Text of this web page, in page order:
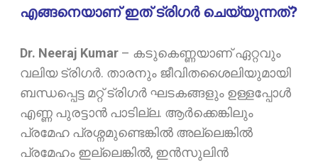
എങ്ങനെയാണ് ഇത് ട്രിഗർ ചെയ്യുന്നത്?
Dr. Neeraj Kumar – കടുകെണ്ണയാണ് ഏറ്റവും
വലിയ ട്രിഗർ. താരനും ജീവിതശൈലിയുമായി
ബന്ധപ്പെട്ട മറ്റ് ട്രിഗർ ഘടകങ്ങളും ഉള്ളപ്പോൾ
എണ്ണ പുരട്ടാൻ പാടില്ല. ആർക്കെങ്കിലും
പ്രമേഹ പ്രശ്നമുണ്ടെങ്കിൽ അല്ലെങ്കിൽ
പ്രമേഹം ഇല്ലെങ്കിൽ, ഇൻസുലിൻ